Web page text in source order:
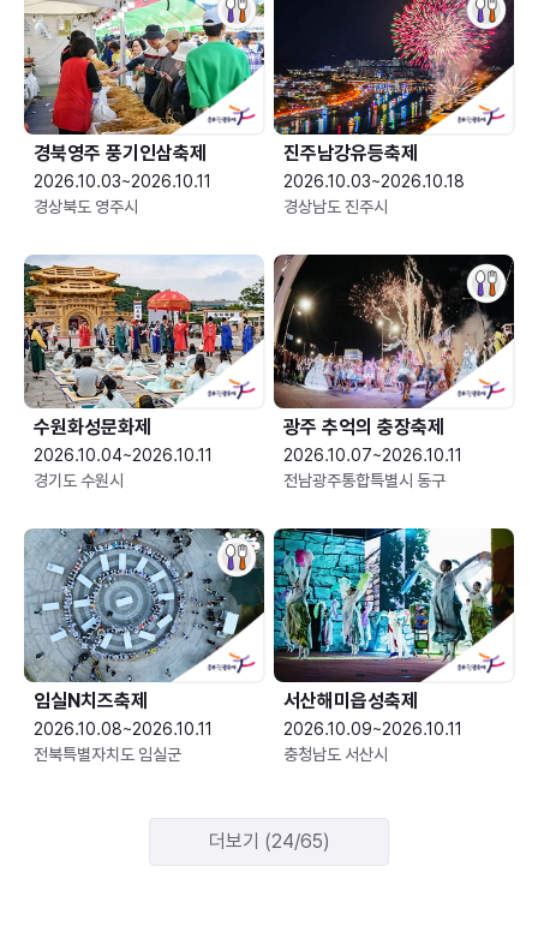
경북영주 풍기인삼축제
2026.10.03~2026.10.11
경상북도 영주시
진주남강유등축제
2026.10.03~2026.10.18
경상남도 진주시
수원화성문화제
2026.10.04~2026.10.11
경기도 수원시
광주 추억의 충장축제
2026.10.07~2026.10.11
전남광주통합특별시 동구
임실N치즈축제
2026.10.08~2026.10.11
전북특별자치도 임실군
서산해미읍성축제
2026.10.09~2026.10.11
충청남도 서산시
더보기 (24/65)